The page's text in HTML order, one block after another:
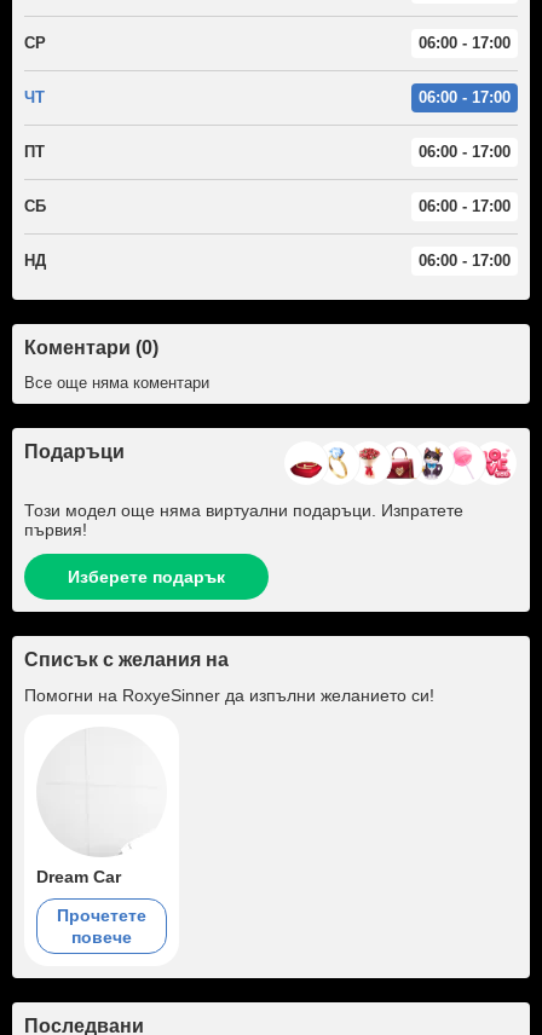
СР 06:00 - 17:00
ЧТ 06:00 - 17:00
ПТ 06:00 - 17:00
СБ 06:00 - 17:00
НД 06:00 - 17:00
Коментари (0)
Все още няма коментари
Подаръци
Този модел още няма виртуални подаръци. Изпратете
първия!
Изберете подарък
Списък с желания на
Помогни на RoxyeSinner да изпълни желанието си!
Dream Car
Прочетете
повече
Последвани